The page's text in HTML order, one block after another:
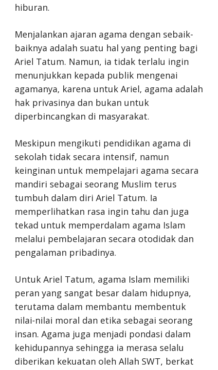
hiburan.
Menjalankan ajaran agama dengan sebaik-
baiknya adalah suatu hal yang penting bagi
Ariel Tatum. Namun, ia tidak terlalu ingin
menunjukkan kepada publik mengenai
agamanya, karena untuk Ariel, agama adalah
hak privasinya dan bukan untuk
diperbincangkan di masyarakat.
Meskipun mengikuti pendidikan agama di
sekolah tidak secara intensif, namun
keinginan untuk mempelajari agama secara
mandiri sebagai seorang Muslim terus
tumbuh dalam diri Ariel Tatum. Ia
memperlihatkan rasa ingin tahu dan juga
tekad untuk memperdalam agama Islam
melalui pembelajaran secara otodidak dan
pengalaman pribadinya.
Untuk Ariel Tatum, agama Islam memiliki
peran yang sangat besar dalam hidupnya,
terutama dalam membantu membentuk
nilai-nilai moral dan etika sebagai seorang
insan. Agama juga menjadi pondasi dalam
kehidupannya sehingga ia merasa selalu
diberikan kekuatan oleh Allah SWT, berkat